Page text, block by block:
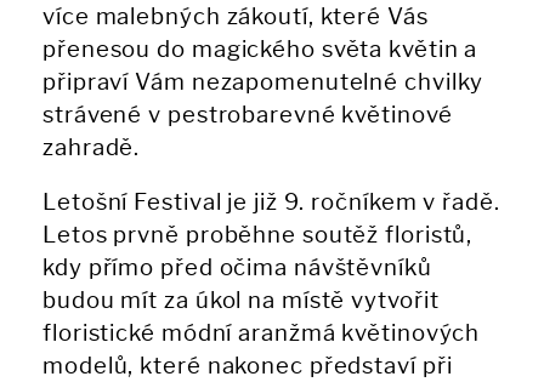
více malebných zákoutí, které Vás
přenesou do magického světa květin a
připraví Vám nezapomenutelné chvilky
strávené v pestrobarevné květinové
zahradě.
Letošní Festival je již 9. ročníkem v řadě.
Letos prvně proběhne soutěž floristů,
kdy přímo před očima návštěvníků
budou mít za úkol na místě vytvořit
floristické módní aranžmá květinových
modelů, které nakonec představí při